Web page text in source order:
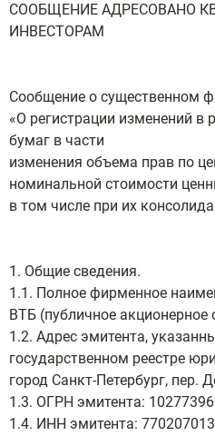
СООБЩЕНИЕ АДРЕСОВАНО
ИНВЕСТОРАМ
Сообщение о существенном
«О регистрации изменений в
бумаг в части
изменения объема прав по
номинальной стоимости
в том числе при их
1. Общие сведения.
1.1. Полное фирменное
ВТБ (публичное акционерное
1.2. Адрес эмитента,
государственном реестре
город Санкт-Петербург, пер.
1.3. ОГРН эмитента:
1.4. ИНН эмитента: